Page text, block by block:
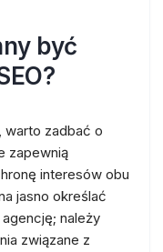
być
warto zadbać o
zapewnią
interesów obu
jasno określać
należy
związane z